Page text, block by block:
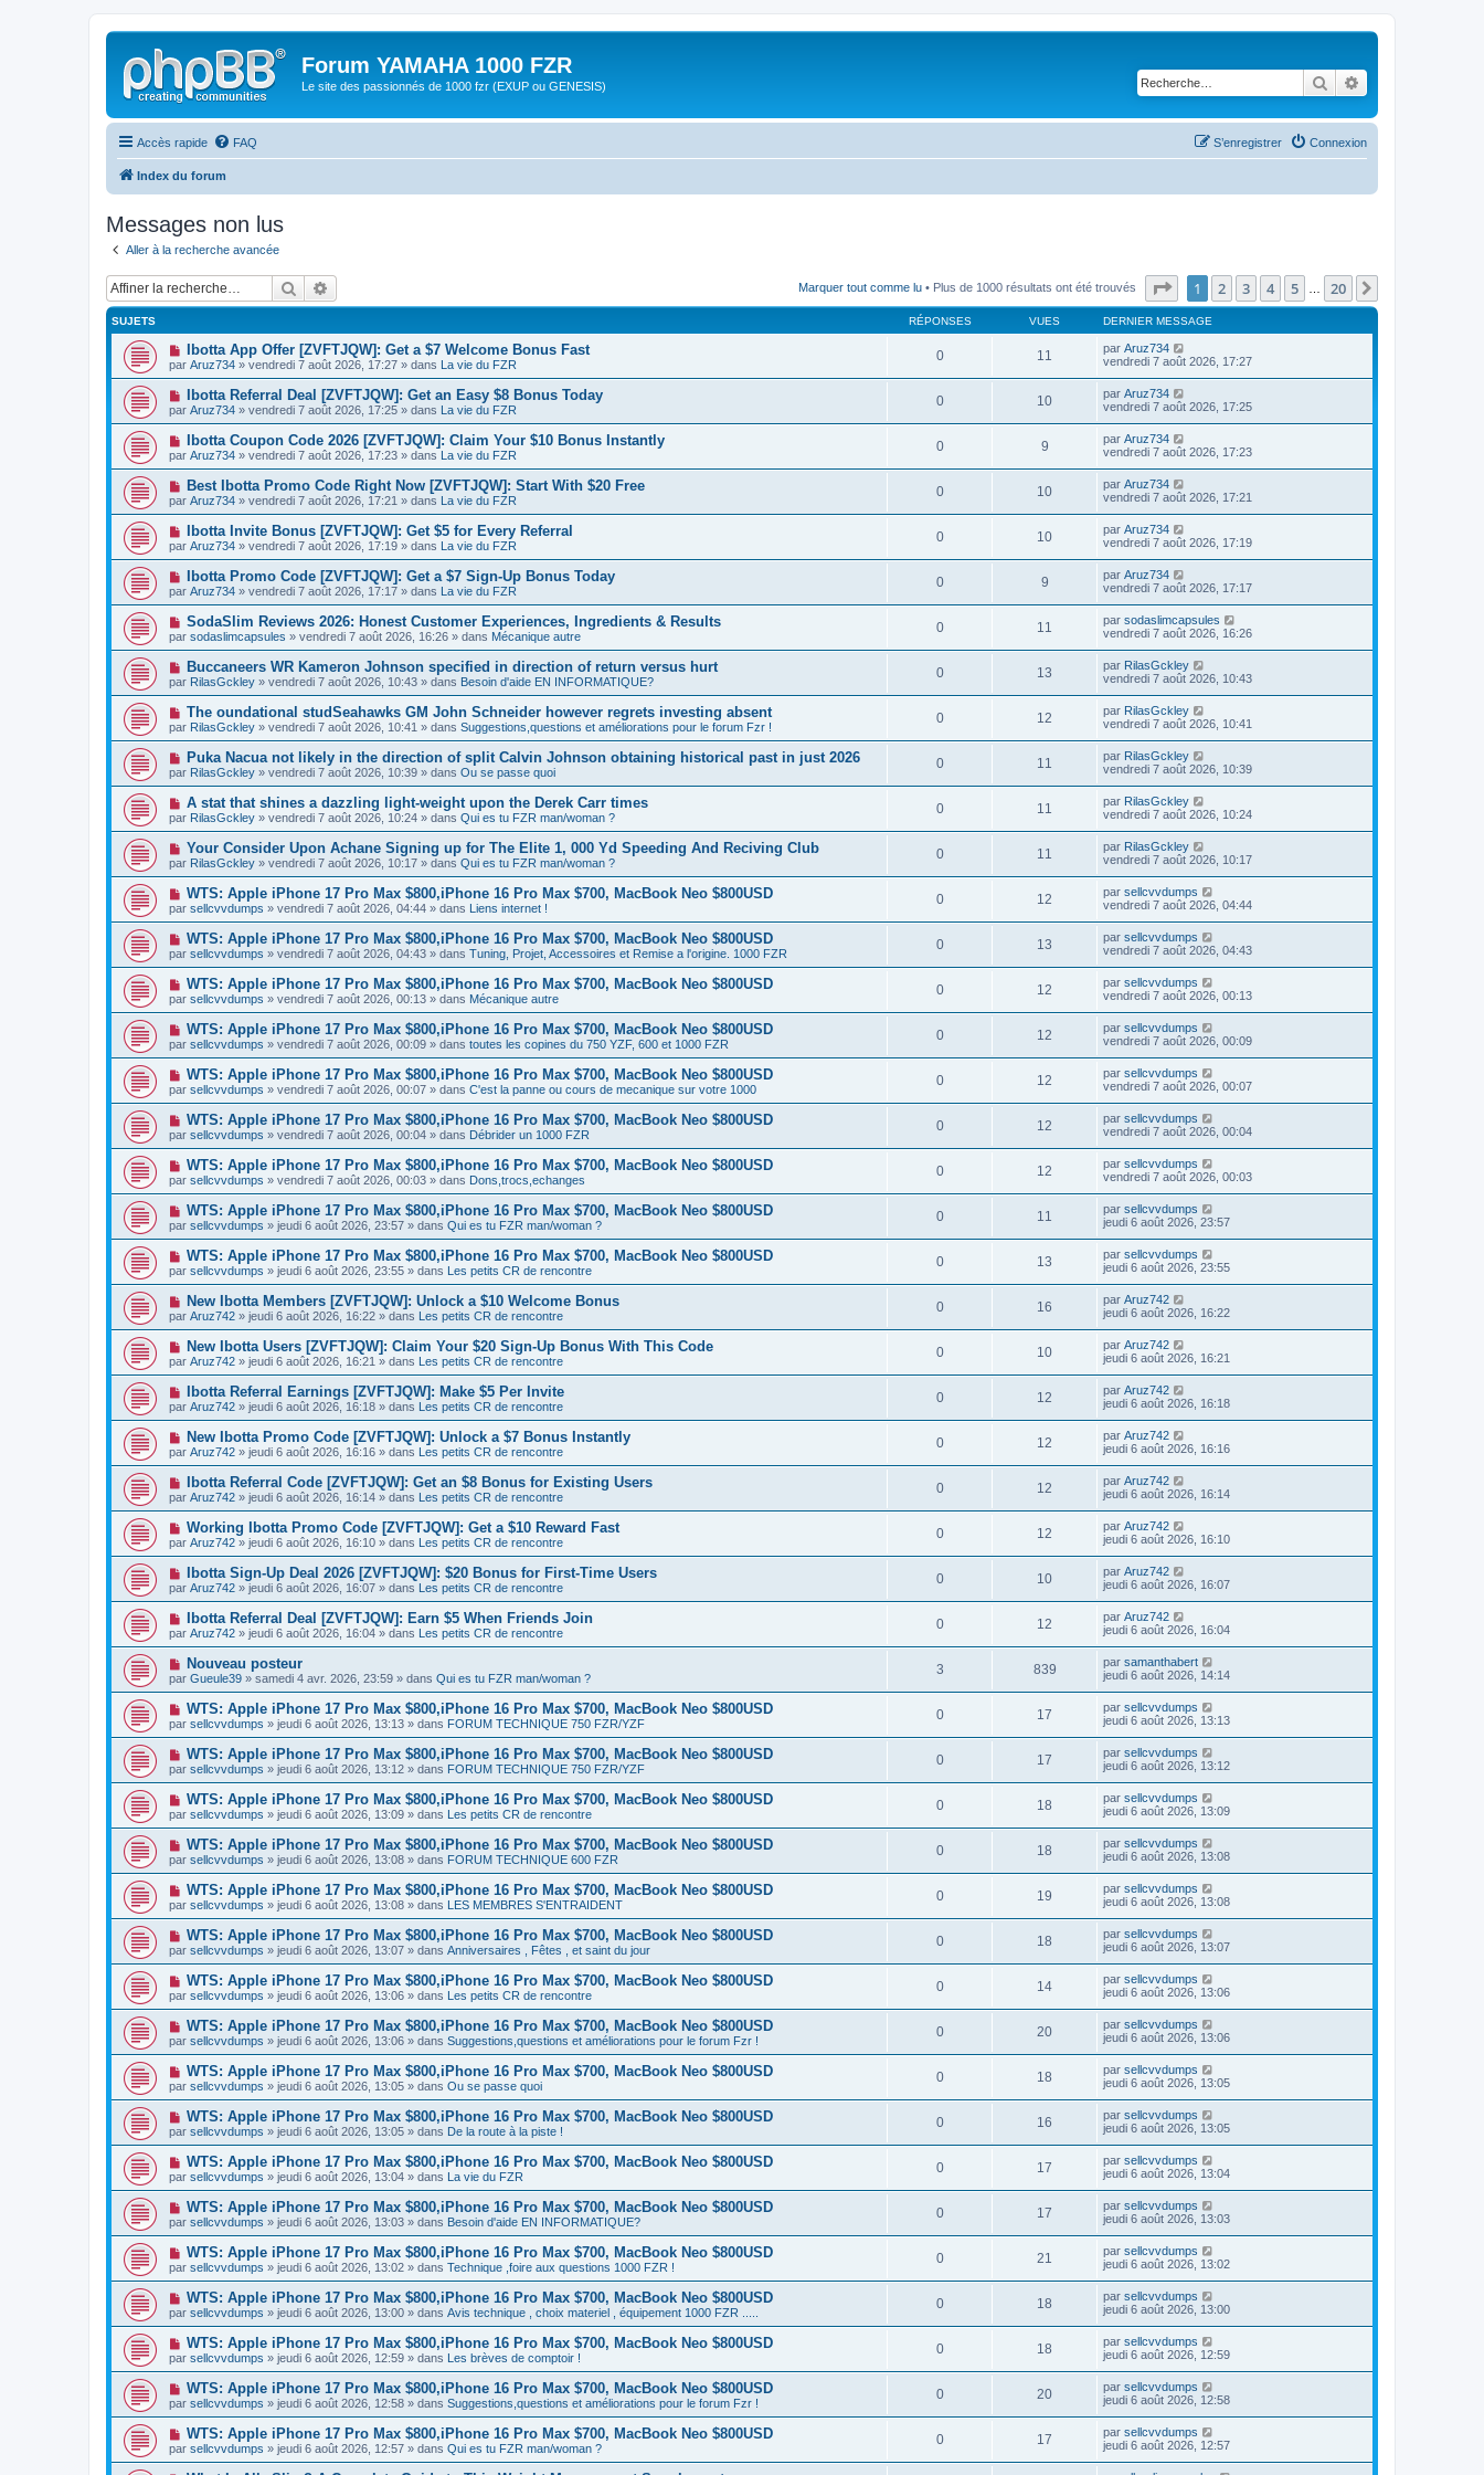
Forum YAMAHA 1000 FZR
Le site des passionnés de 1000 fzr (EXUP ou GENESIS) Rechercher
Accès rapide FAQ Connexion
S’enregistrer
Index du forum
Messages non lus
Aller à la recherche avancée
Rechercher Marquer tout comme lu • Plus de 1000 résultats ont été trouvés Page sur20
1 2 3 4 5 20
SUJETS RÉPONSES VUES DERNIER MESSAGE
N
o
u
v
e
a
u
e
s
s
a
g
e
Ibotta App Offer [ZVFTJQW]: Get a $7 Welcome Bonus Fast
par Aruz734 » vendredi 7 août 2026, 17:27 » dans La vie du FZR
0 11 par Aruz734
vendredi 7 août 2026, 17:27
N
o
u
v
e
a
u
m
e
s
s
a
g
e
Ibotta Referral Deal [ZVFTJQW]: Get an Easy $8 Bonus Today
par Aruz734 » vendredi 7 août 2026, 17:25 » dans La vie du FZR
0 10 par Aruz734
vendredi 7 août 2026, 17:25
N
o
u
v
e
a
u
e
s
s
a
g
e
Ibotta Coupon Code 2026 [ZVFTJQW]: Claim Your $10 Bonus Instantly
par Aruz734 » vendredi 7 août 2026, 17:23 » dans La vie du FZR
0 9 par Aruz734
vendredi 7 août 2026, 17:23
N
o
u
v
e
a
u
e
s
s
a
g
e
Best Ibotta Promo Code Right Now [ZVFTJQW]: Start With $20 Free
par Aruz734 » vendredi 7 août 2026, 17:21 » dans La vie du FZR
0 10 par Aruz734
vendredi 7 août 2026, 17:21
N
o
u
v
e
a
u
m
e
s
s
a
g
e
Ibotta Invite Bonus [ZVFTJQW]: Get $5 for Every Referral
par Aruz734 » vendredi 7 août 2026, 17:19 » dans La vie du FZR
0 10 par Aruz734
vendredi 7 août 2026, 17:19
N
o
u
v
e
a
u
m
e
s
s
g
e
Ibotta Promo Code [ZVFTJQW]: Get a $7 Sign-Up Bonus Today
par Aruz734 » vendredi 7 août 2026, 17:17 » dans La vie du FZR
0 9 par Aruz734
vendredi 7 août 2026, 17:17
N
o
u
v
e
a
u
m
e
s
s
a
g
e
SodaSlim Reviews 2026: Honest Customer Experiences, Ingredients & Results
par sodaslimcapsules » vendredi 7 août 2026, 16:26 » dans Mécanique autre
0 11 par sodaslimcapsules
vendredi 7 août 2026, 16:26
N
o
u
v
a
u
m
e
s
a
g
e
Buccaneers WR Kameron Johnson specified in direction of return versus hurt
par RilasGckley » vendredi 7 août 2026, 10:43 » dans Besoin d'aide EN INFORMATIQUE?
0 13 par RilasGckley
vendredi 7 août 2026, 10:43
N
o
u
v
e
a
u
m
e
s
s
g
e
The oundational studSeahawks GM John Schneider however regrets investing absent
par RilasGckley » vendredi 7 août 2026, 10:41 » dans Suggestions,questions et améliorations pour le forum Fzr !
0 12 par RilasGckley
vendredi 7 août 2026, 10:41
N
o
u
e
a
u
m
e
s
s
a
g
e
Puka Nacua not likely in the direction of split Calvin Johnson obtaining historical past in just 2026
par RilasGckley » vendredi 7 août 2026, 10:39 » dans Ou se passe quoi
0 11 par RilasGckley
vendredi 7 août 2026, 10:39
N
o
u
v
a
u
m
e
s
s
a
g
e
A stat that shines a dazzling light-weight upon the Derek Carr times
par RilasGckley » vendredi 7 août 2026, 10:24 » dans Qui es tu FZR man/woman ?
0 11 par RilasGckley
vendredi 7 août 2026, 10:24
N
o
u
v
e
a
u
m
e
s
s
a
g
e
Your Consider Upon Achane Signing up for The Elite 1, 000 Yd Speeding And Reciving Club
par RilasGckley » vendredi 7 août 2026, 10:17 » dans Qui es tu FZR man/woman ?
0 11 par RilasGckley
vendredi 7 août 2026, 10:17
N
o
u
v
e
a
u
m
e
s
s
a
g
e
WTS: Apple iPhone 17 Pro Max $800,iPhone 16 Pro Max $700, MacBook Neo $800USD
par sellcvvdumps » vendredi 7 août 2026, 04:44 » dans Liens internet !
0 12 par sellcvvdumps
vendredi 7 août 2026, 04:44
N
o
u
v
e
a
u
m
e
s
s
a
g
e
WTS: Apple iPhone 17 Pro Max $800,iPhone 16 Pro Max $700, MacBook Neo $800USD
par sellcvvdumps » vendredi 7 août 2026, 04:43 » dans Tuning, Projet, Accessoires et Remise a l'origine. 1000 FZR
0 13 par sellcvvdumps
vendredi 7 août 2026, 04:43
N
o
u
v
e
a
u
m
e
s
s
a
g
e
WTS: Apple iPhone 17 Pro Max $800,iPhone 16 Pro Max $700, MacBook Neo $800USD
par sellcvvdumps » vendredi 7 août 2026, 00:13 » dans Mécanique autre
0 12 par sellcvvdumps
vendredi 7 août 2026, 00:13
N
o
u
v
e
a
u
m
e
s
s
a
g
e
WTS: Apple iPhone 17 Pro Max $800,iPhone 16 Pro Max $700, MacBook Neo $800USD
par sellcvvdumps » vendredi 7 août 2026, 00:09 » dans toutes les copines du 750 YZF, 600 et 1000 FZR
0 12 par sellcvvdumps
vendredi 7 août 2026, 00:09
N
o
u
v
e
a
u
m
e
s
s
a
g
e
WTS: Apple iPhone 17 Pro Max $800,iPhone 16 Pro Max $700, MacBook Neo $800USD
par sellcvvdumps » vendredi 7 août 2026, 00:07 » dans C'est la panne ou cours de mecanique sur votre 1000
0 12 par sellcvvdumps
vendredi 7 août 2026, 00:07
N
o
u
v
e
a
u
m
e
s
s
a
g
e
WTS: Apple iPhone 17 Pro Max $800,iPhone 16 Pro Max $700, MacBook Neo $800USD
par sellcvvdumps » vendredi 7 août 2026, 00:04 » dans Débrider un 1000 FZR
0 12 par sellcvvdumps
vendredi 7 août 2026, 00:04
N
o
u
v
e
a
u
m
e
s
s
a
g
e
WTS: Apple iPhone 17 Pro Max $800,iPhone 16 Pro Max $700, MacBook Neo $800USD
par sellcvvdumps » vendredi 7 août 2026, 00:03 » dans Dons,trocs,echanges
0 12 par sellcvvdumps
vendredi 7 août 2026, 00:03
N
o
u
v
e
a
u
m
e
s
s
a
g
e
WTS: Apple iPhone 17 Pro Max $800,iPhone 16 Pro Max $700, MacBook Neo $800USD
par sellcvvdumps » jeudi 6 août 2026, 23:57 » dans Qui es tu FZR man/woman ?
0 11 par sellcvvdumps
jeudi 6 août 2026, 23:57
N
o
u
v
e
a
u
m
e
s
s
a
g
e
WTS: Apple iPhone 17 Pro Max $800,iPhone 16 Pro Max $700, MacBook Neo $800USD
par sellcvvdumps » jeudi 6 août 2026, 23:55 » dans Les petits CR de rencontre
0 13 par sellcvvdumps
jeudi 6 août 2026, 23:55
N
o
u
v
e
a
u
e
s
s
a
g
e
New Ibotta Members [ZVFTJQW]: Unlock a $10 Welcome Bonus
par Aruz742 » jeudi 6 août 2026, 16:22 » dans Les petits CR de rencontre
0 16 par Aruz742
jeudi 6 août 2026, 16:22
N
o
u
v
e
a
u
m
e
s
s
a
g
e
New Ibotta Users [ZVFTJQW]: Claim Your $20 Sign-Up Bonus With This Code
par Aruz742 » jeudi 6 août 2026, 16:21 » dans Les petits CR de rencontre
0 10 par Aruz742
jeudi 6 août 2026, 16:21
N
o
u
v
e
a
u
e
s
s
a
g
e
Ibotta Referral Earnings [ZVFTJQW]: Make $5 Per Invite
par Aruz742 » jeudi 6 août 2026, 16:18 » dans Les petits CR de rencontre
0 12 par Aruz742
jeudi 6 août 2026, 16:18
N
o
u
v
e
a
u
m
e
s
s
a
g
e
New Ibotta Promo Code [ZVFTJQW]: Unlock a $7 Bonus Instantly
par Aruz742 » jeudi 6 août 2026, 16:16 » dans Les petits CR de rencontre
0 12 par Aruz742
jeudi 6 août 2026, 16:16
N
o
u
v
e
a
u
e
s
s
a
g
e
Ibotta Referral Code [ZVFTJQW]: Get an $8 Bonus for Existing Users
par Aruz742 » jeudi 6 août 2026, 16:14 » dans Les petits CR de rencontre
0 12 par Aruz742
jeudi 6 août 2026, 16:14
N
o
u
v
e
a
u
e
s
s
a
g
e
Working Ibotta Promo Code [ZVFTJQW]: Get a $10 Reward Fast
par Aruz742 » jeudi 6 août 2026, 16:10 » dans Les petits CR de rencontre
0 12 par Aruz742
jeudi 6 août 2026, 16:10
N
o
u
v
e
a
u
m
e
s
s
a
g
e
Ibotta Sign-Up Deal 2026 [ZVFTJQW]: $20 Bonus for First-Time Users
par Aruz742 » jeudi 6 août 2026, 16:07 » dans Les petits CR de rencontre
0 10 par Aruz742
jeudi 6 août 2026, 16:07
N
o
u
v
e
a
u
m
e
s
s
a
g
e
Ibotta Referral Deal [ZVFTJQW]: Earn $5 When Friends Join
par Aruz742 » jeudi 6 août 2026, 16:04 » dans Les petits CR de rencontre
0 12 par Aruz742
jeudi 6 août 2026, 16:04
N
o
u
v
e
a
u
m
e
s
s
a
g
e
Nouveau posteur
par Gueule39 » samedi 4 avr. 2026, 23:59 » dans Qui es tu FZR man/woman ?
3 839 par samanthabert
jeudi 6 août 2026, 14:14
N
o
u
v
e
a
u
m
e
s
s
a
g
e
WTS: Apple iPhone 17 Pro Max $800,iPhone 16 Pro Max $700, MacBook Neo $800USD
par sellcvvdumps » jeudi 6 août 2026, 13:13 » dans FORUM TECHNIQUE 750 FZR/YZF
0 17 par sellcvvdumps
jeudi 6 août 2026, 13:13
N
o
u
v
e
a
u
m
e
s
s
a
g
e
WTS: Apple iPhone 17 Pro Max $800,iPhone 16 Pro Max $700, MacBook Neo $800USD
par sellcvvdumps » jeudi 6 août 2026, 13:12 » dans FORUM TECHNIQUE 750 FZR/YZF
0 17 par sellcvvdumps
jeudi 6 août 2026, 13:12
N
o
u
v
e
a
u
m
e
s
s
a
g
e
WTS: Apple iPhone 17 Pro Max $800,iPhone 16 Pro Max $700, MacBook Neo $800USD
par sellcvvdumps » jeudi 6 août 2026, 13:09 » dans Les petits CR de rencontre
0 18 par sellcvvdumps
jeudi 6 août 2026, 13:09
N
o
u
v
e
a
u
m
e
s
s
a
g
e
WTS: Apple iPhone 17 Pro Max $800,iPhone 16 Pro Max $700, MacBook Neo $800USD
par sellcvvdumps » jeudi 6 août 2026, 13:08 » dans FORUM TECHNIQUE 600 FZR
0 18 par sellcvvdumps
jeudi 6 août 2026, 13:08
N
o
u
v
e
a
u
m
e
s
s
a
g
e
WTS: Apple iPhone 17 Pro Max $800,iPhone 16 Pro Max $700, MacBook Neo $800USD
par sellcvvdumps » jeudi 6 août 2026, 13:08 » dans LES MEMBRES S'ENTRAIDENT
0 19 par sellcvvdumps
jeudi 6 août 2026, 13:08
N
o
u
v
e
a
u
m
e
s
s
a
g
e
WTS: Apple iPhone 17 Pro Max $800,iPhone 16 Pro Max $700, MacBook Neo $800USD
par sellcvvdumps » jeudi 6 août 2026, 13:07 » dans Anniversaires , Fêtes , et saint du jour
0 18 par sellcvvdumps
jeudi 6 août 2026, 13:07
N
o
u
v
e
a
u
m
e
s
s
a
g
e
WTS: Apple iPhone 17 Pro Max $800,iPhone 16 Pro Max $700, MacBook Neo $800USD
par sellcvvdumps » jeudi 6 août 2026, 13:06 » dans Les petits CR de rencontre
0 14 par sellcvvdumps
jeudi 6 août 2026, 13:06
N
o
u
v
e
a
u
m
e
s
s
a
g
e
WTS: Apple iPhone 17 Pro Max $800,iPhone 16 Pro Max $700, MacBook Neo $800USD
par sellcvvdumps » jeudi 6 août 2026, 13:06 » dans Suggestions,questions et améliorations pour le forum Fzr !
0 20 par sellcvvdumps
jeudi 6 août 2026, 13:06
N
o
u
v
e
a
u
m
e
s
s
a
g
e
WTS: Apple iPhone 17 Pro Max $800,iPhone 16 Pro Max $700, MacBook Neo $800USD
par sellcvvdumps » jeudi 6 août 2026, 13:05 » dans Ou se passe quoi
0 18 par sellcvvdumps
jeudi 6 août 2026, 13:05
N
o
u
v
e
a
u
m
e
s
s
a
g
e
WTS: Apple iPhone 17 Pro Max $800,iPhone 16 Pro Max $700, MacBook Neo $800USD
par sellcvvdumps » jeudi 6 août 2026, 13:05 » dans De la route à la piste !
0 16 par sellcvvdumps
jeudi 6 août 2026, 13:05
N
o
u
v
e
a
u
m
e
s
s
a
g
e
WTS: Apple iPhone 17 Pro Max $800,iPhone 16 Pro Max $700, MacBook Neo $800USD
par sellcvvdumps » jeudi 6 août 2026, 13:04 » dans La vie du FZR
0 17 par sellcvvdumps
jeudi 6 août 2026, 13:04
N
o
u
v
e
a
u
m
e
s
s
a
g
e
WTS: Apple iPhone 17 Pro Max $800,iPhone 16 Pro Max $700, MacBook Neo $800USD
par sellcvvdumps » jeudi 6 août 2026, 13:03 » dans Besoin d'aide EN INFORMATIQUE?
0 17 par sellcvvdumps
jeudi 6 août 2026, 13:03
N
o
u
v
e
a
u
m
e
s
s
a
g
e
WTS: Apple iPhone 17 Pro Max $800,iPhone 16 Pro Max $700, MacBook Neo $800USD
par sellcvvdumps » jeudi 6 août 2026, 13:02 » dans Technique ,foire aux questions 1000 FZR !
0 21 par sellcvvdumps
jeudi 6 août 2026, 13:02
N
o
u
v
e
a
u
m
e
s
s
a
g
e
WTS: Apple iPhone 17 Pro Max $800,iPhone 16 Pro Max $700, MacBook Neo $800USD
par sellcvvdumps » jeudi 6 août 2026, 13:00 » dans Avis technique , choix materiel , équipement 1000 FZR .....
0 18 par sellcvvdumps
jeudi 6 août 2026, 13:00
N
o
u
v
e
a
u
m
e
s
WTS: Apple iPhone 17 Pro Max $800,iPhone 16 Pro Max $700, MacBook Neo $800USD
par sellcvvdumps » jeudi 6 août 2026, 12:59 » dans Les brèves de comptoir !
0 18 par sellcvvdumps
jeudi 6 août 2026, 12:59
N
o
u
v
e
a
u
WTS: Apple iPhone 17 Pro Max $800,iPhone 16 Pro Max $700, MacBook Neo $800USD
par sellcvvdumps » jeudi 6 août 2026, 12:58 » dans Suggestions,questions et améliorations pour le forum Fzr !
0 20 par sellcvvdumps
jeudi 6 août 2026, 12:58
N
o
u
v
WTS: Apple iPhone 17 Pro Max $800,iPhone 16 Pro Max $700, MacBook Neo $800USD
par sellcvvdumps » jeudi 6 août 2026, 12:57 » dans Qui es tu FZR man/woman ?
0 17 par sellcvvdumps
jeudi 6 août 2026, 12:57